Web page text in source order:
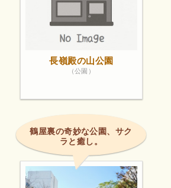
長嶺殿の山公園
（公園）
鶴屋裏の奇妙な公園、サク
ラと癒し。